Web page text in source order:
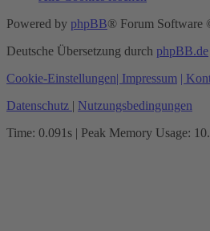
Powered by phpBB® Forum Software
Deutsche Übersetzung durch phpBB.de
Cookie-Einstellungen| Impressum |
Datenschutz | Nutzungsbedingungen
Time: 0.091s | Peak Memory Usage: